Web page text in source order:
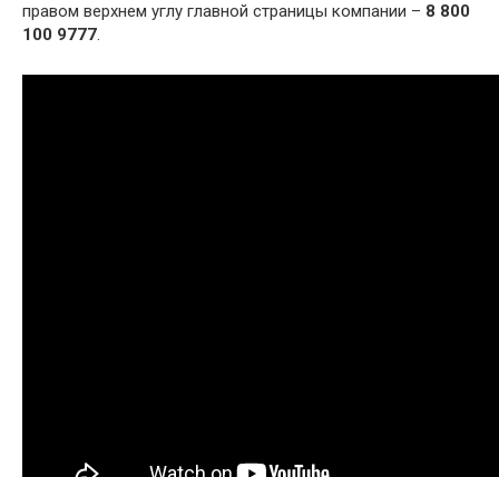
правом верхнем углу главной страницы компании – 8 800
100 9777.